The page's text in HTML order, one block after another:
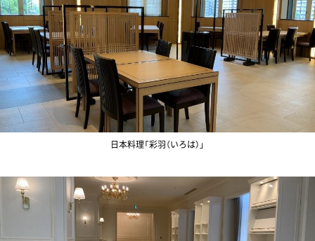
日本料理「彩羽（いろは）」